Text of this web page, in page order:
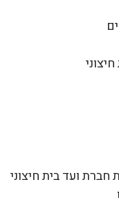
ועד בית חיצוני